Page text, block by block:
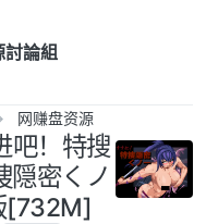
討論組
网赚盘资源
吧！特搜
隠密くノ
[732M]